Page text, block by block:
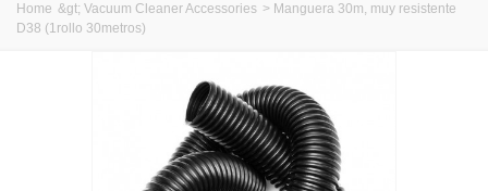
Inicio
Home &gt; Vacuum Cleaner Accessories > Manguera 30m, muy resistente
D38 (1rollo 30metros)